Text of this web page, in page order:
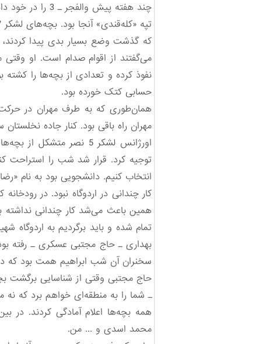
چند هفته پیش والفجر ـ 3 را در خود داشت.
که گذشت وضع بسیار بدی پیدا
می‌گفتند از اقوام صدام است. او
نفوذ کرده و تعدادی از بچه‌ها را کشته
حسابی کتک خورده بود.
مهران راه باقی بود. کنار جاده نخلستان سوخته‌ای قرار داشت
اورژانس لشکر 5 نصر
توجیه کرد. قرار شد شب را استراحت
انتخاب کنیم. دانشجویی بود به نام
کار چندانی در اردوگاه نبود. در
همین باعث می‌شد کار چندانی نداشته
تمام شده و باید برگردیم به اردوگاه
بهداری ـ حاج مجتبی عسکری ـ رفته
سخنران آن شب ابراهیم همت بود که
حاج مجتبی وقتی از شناسایی برگشت
ـ شما را به منطقه‌ای خواهم برد که نه
همه بچه‌ها اعلام آمادگی کردند. در
محمد اسدی و ... من.